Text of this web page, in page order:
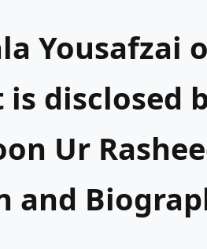
Yousafzai
is disclosed
Ur
and